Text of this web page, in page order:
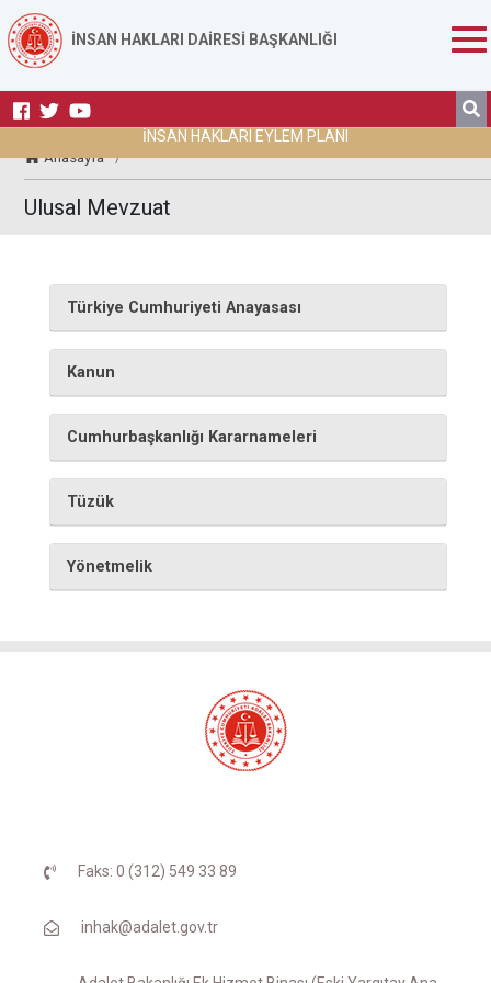
İNSAN HAKLARI DAİRESİ BAŞKANLIĞI
İNSAN HAKLARI EYLEM PLANI
Anasayfa /
Ulusal Mevzuat
Türkiye Cumhuriyeti Anayasası
Kanun
Cumhurbaşkanlığı Kararnameleri
Tüzük
Yönetmelik
Faks: 0 (312) 549 33 89
inhak@adalet.gov.tr